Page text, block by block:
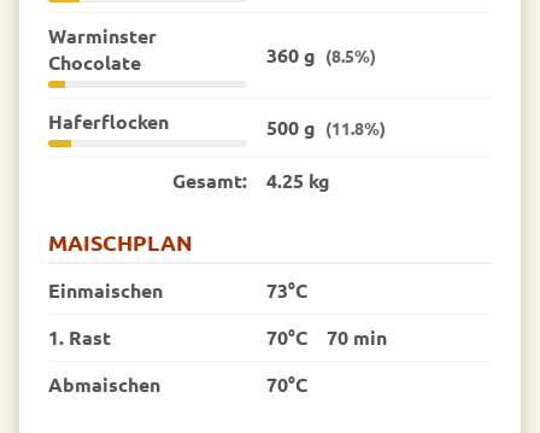
Warminster
Chocolate
360 g (8.5%)
Haferflocken 500 g (11.8%)
Gesamt: 4.25 kg
MAISCHPLAN
Einmaischen
73°C
1. Rast
70°C
70 min
Abmaischen
70°C